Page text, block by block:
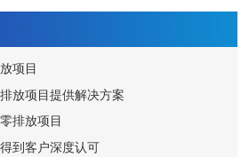
项目
放项目提供解决方案
排放项目
到客户深度认可